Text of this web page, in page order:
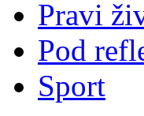
Pravi
Pod
Sport